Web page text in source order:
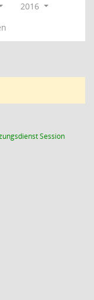
2016
Session(Wird in